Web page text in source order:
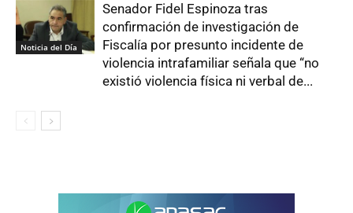
Noticia del Día
Senador Fidel Espinoza tras
confirmación de investigación de
Fiscalía por presunto incidente de
violencia intrafamiliar señala que “no
existió violencia física ni verbal de...